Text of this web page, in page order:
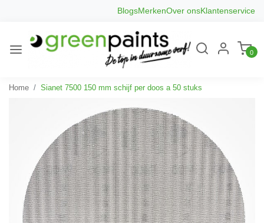
BlogsMerkenOver onsKlantenservice
0
Home Sianet 7500 150 mm schijf per doos a 50 stuks